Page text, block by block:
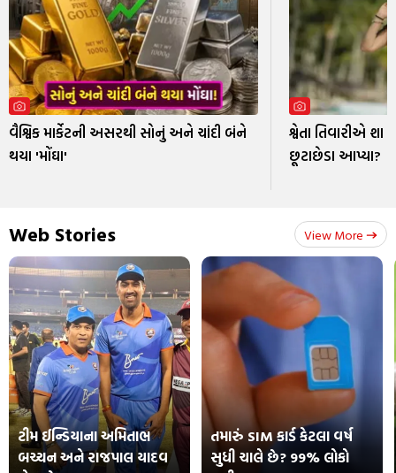
વૈશ્વિક માર્કેટની અસરથી સોનું અને ચાંદી બંને
થયા 'મોંઘા'
શ્વેતા તિવારીએ
છૂટાછેડા આપ્યા?
Web Stories View More
ટીમ ઈન્ડિયાના અમિતાભ
બચ્ચન અને રાજપાલ યાદવ
તમારું SIM કાર્ડ કેટલા વર્ષ
સુધી ચાલે છે? 99% લોકો